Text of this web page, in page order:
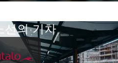
선의 기차